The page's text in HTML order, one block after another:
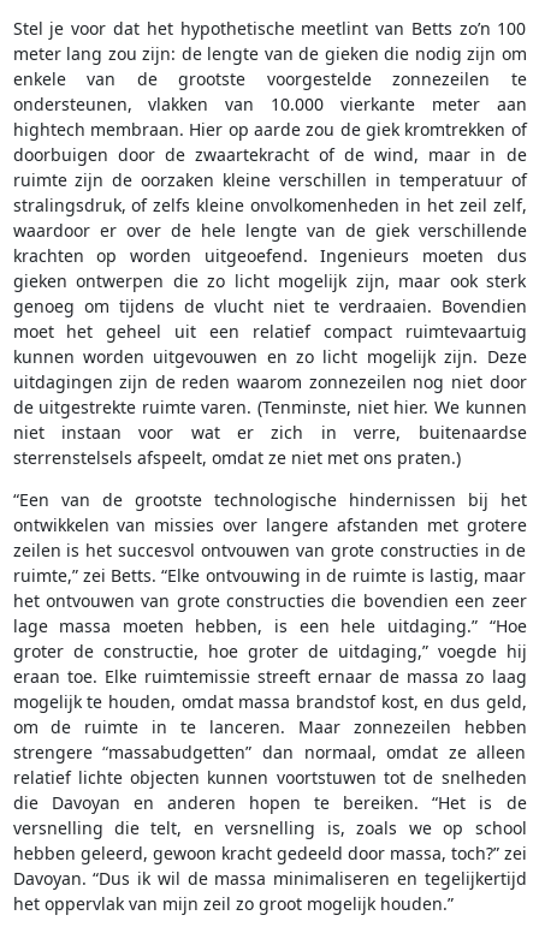
Stel je voor dat het hypothetische meetlint van Betts zo’n 100
meter lang zou zijn: de lengte van de gieken die nodig zijn om
enkele van de grootste voorgestelde zonnezeilen te
ondersteunen, vlakken van 10.000 vierkante meter aan
hightech membraan. Hier op aarde zou de giek kromtrekken of
doorbuigen door de zwaartekracht of de wind, maar in de
ruimte zijn de oorzaken kleine verschillen in temperatuur of
stralingsdruk, of zelfs kleine onvolkomenheden in het zeil zelf,
waardoor er over de hele lengte van de giek verschillende
krachten op worden uitgeoefend. Ingenieurs moeten dus
gieken ontwerpen die zo licht mogelijk zijn, maar ook sterk
genoeg om tijdens de vlucht niet te verdraaien. Bovendien
moet het geheel uit een relatief compact ruimtevaartuig
kunnen worden uitgevouwen en zo licht mogelijk zijn. Deze
uitdagingen zijn de reden waarom zonnezeilen nog niet door
de uitgestrekte ruimte varen. (Tenminste, niet hier. We kunnen
niet instaan voor wat er zich in verre, buitenaardse
sterrenstelsels afspeelt, omdat ze niet met ons praten.)
“Een van de grootste technologische hindernissen bij het
ontwikkelen van missies over langere afstanden met grotere
zeilen is het succesvol ontvouwen van grote constructies in de
ruimte,” zei Betts. “Elke ontvouwing in de ruimte is lastig, maar
het ontvouwen van grote constructies die bovendien een zeer
lage massa moeten hebben, is een hele uitdaging.” “Hoe
groter de constructie, hoe groter de uitdaging,” voegde hij
eraan toe. Elke ruimtemissie streeft ernaar de massa zo laag
mogelijk te houden, omdat massa brandstof kost, en dus geld,
om de ruimte in te lanceren. Maar zonnezeilen hebben
strengere “massabudgetten” dan normaal, omdat ze alleen
relatief lichte objecten kunnen voortstuwen tot de snelheden
die Davoyan en anderen hopen te bereiken. “Het is de
versnelling die telt, en versnelling is, zoals we op school
hebben geleerd, gewoon kracht gedeeld door massa, toch?” zei
Davoyan. “Dus ik wil de massa minimaliseren en tegelijkertijd
het oppervlak van mijn zeil zo groot mogelijk houden.”